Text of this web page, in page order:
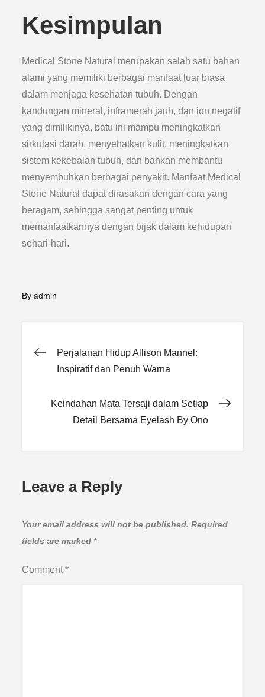
Kesimpulan
Medical Stone Natural merupakan salah satu bahan
alami yang memiliki berbagai manfaat luar biasa
dalam menjaga kesehatan tubuh. Dengan
kandungan mineral, inframerah jauh, dan ion negatif
yang dimilikinya, batu ini mampu meningkatkan
sirkulasi darah, menyehatkan kulit, meningkatkan
sistem kekebalan tubuh, dan bahkan membantu
menyembuhkan berbagai penyakit. Manfaat Medical
Stone Natural dapat dirasakan dengan cara yang
beragam, sehingga sangat penting untuk
memanfaatkannya dengan bijak dalam kehidupan
sehari-hari.
Byadmin
Post
Perjalanan Hidup Allison Mannel:
Inspiratif dan Penuh Warna
Keindahan Mata Tersaji dalam Setiap
Detail Bersama Eyelash By Ono
Leave a Reply
Your email address will not be published. Required
fields are marked *
Comment*